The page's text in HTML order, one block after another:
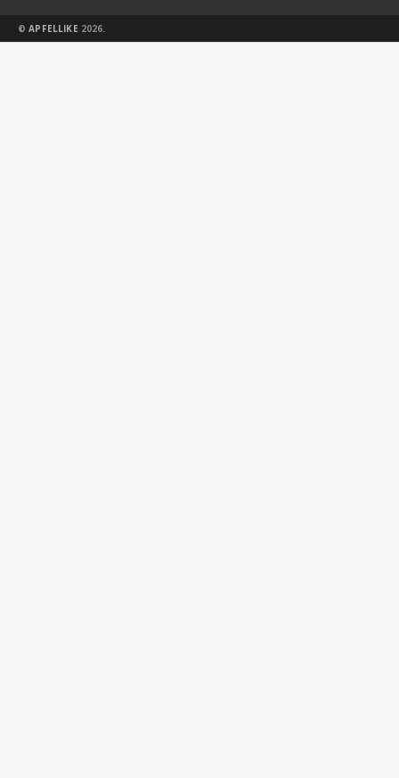
©APFELLIKE 2026.